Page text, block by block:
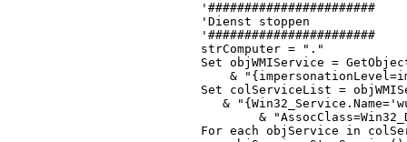
'#######################
'Dienst stoppen
'#######################
strComputer = "."
Set objWMIService =
&
Set colServiceList =
&
&
For each objService in